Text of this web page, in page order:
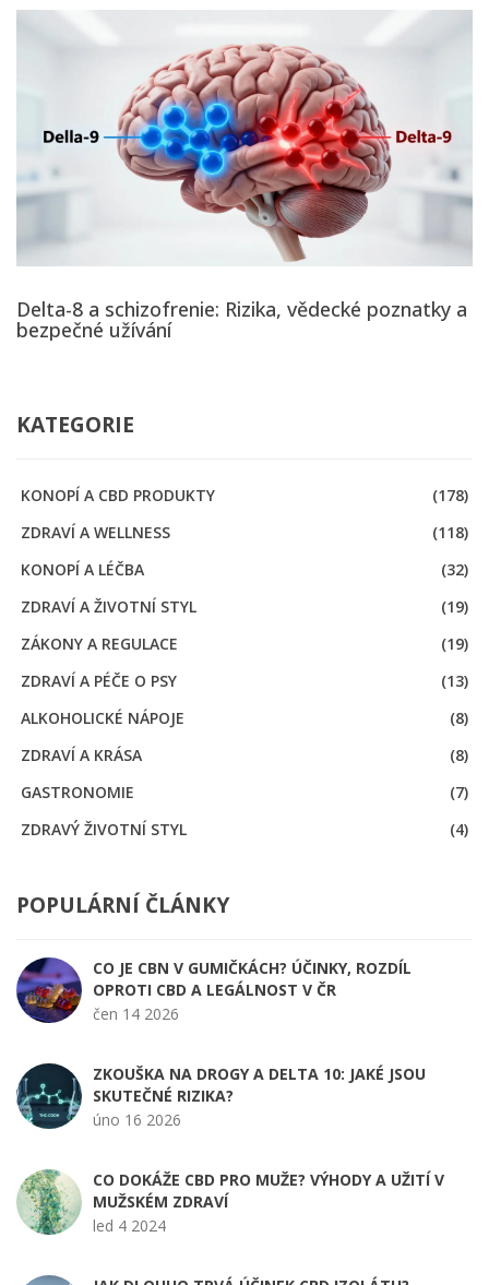
Delta-8 a schizofrenie: Rizika, vědecké poznatky a
bezpečné užívání
KATEGORIE
KONOPÍ A CBD PRODUKTY
(178)
ZDRAVÍ A WELLNESS
(118)
KONOPÍ A LÉČBA
(32)
ZDRAVÍ A ŽIVOTNÍ STYL
(19)
ZÁKONY A REGULACE
(19)
ZDRAVÍ A PÉČE O PSY
(13)
ALKOHOLICKÉ NÁPOJE
(8)
ZDRAVÍ A KRÁSA
(8)
GASTRONOMIE
(7)
ZDRAVÝ ŽIVOTNÍ STYL
(4)
POPULÁRNÍ ČLÁNKY
CO JE CBN V GUMIČKÁCH? ÚČINKY, ROZDÍL
OPROTI CBD A LEGÁLNOST V ČR
čen 14 2026
ZKOUŠKA NA DROGY A DELTA 10: JAKÉ JSOU
SKUTEČNÉ RIZIKA?
úno 16 2026
CO DOKÁŽE CBD PRO MUŽE? VÝHODY A UŽITÍ V
MUŽSKÉM ZDRAVÍ
led 4 2024